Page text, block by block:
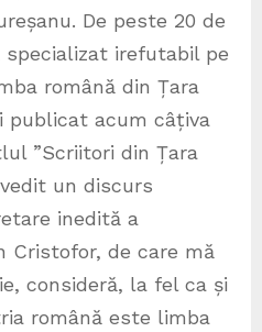
De peste 20 de
irefutabil pe
română din Țara
publicat acum câțiva
”Scriitori din Țara
un discurs
inedită a
Cristofor, de care mă
consideră, la fel ca și
română este limba